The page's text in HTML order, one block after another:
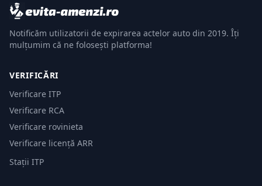
Notificăm utilizatorii de expirarea actelor auto din 2019. Îți
mulțumim că ne folosești platforma!
VERIFICĂRI
Verificare ITP
Verificare RCA
Verificare rovinieta
Verificare licență ARR
Stații ITP